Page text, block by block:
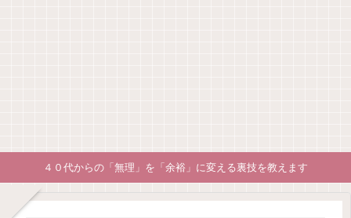
４０代からの「無理」を「余裕」に変える裏技を教えます